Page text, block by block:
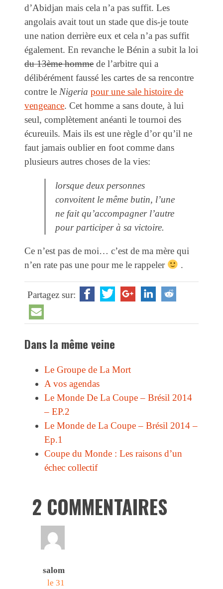
d’Abidjan mais cela n’a pas suffit. Les
angolais avait tout un stade que dis-je toute
une nation derrière eux et cela n’a pas suffit
également. En revanche le Bénin a subit la loi
du 13ème homme de l’arbitre qui a
délibérément faussé les cartes de sa rencontre
contre le Nigeria pour une sale histoire de
vengeance. Cet homme a sans doute, à lui
seul, complètement anéanti le tournoi des
écureuils. Mais ils est une règle d’or qu’il ne
faut jamais oublier en foot comme dans
plusieurs autres choses de la vies:
lorsque deux personnes
convoitent le même butin, l’une
ne fait qu’accompagner l’autre
pour participer à sa victoire.
Ce n’est pas de moi… c’est de ma mère qui
n’en rate pas une pour me le rappeler
.
Partagez sur:
Dans la même veine
Le Groupe de La Mort
A vos agendas
Le Monde De La Coupe – Brésil 2014
– EP.2
Le Monde de La Coupe – Brésil 2014 –
Ep.1
Coupe du Monde : Les raisons d’un
échec collectif
2 COMMENTAIRES
salom
le 31